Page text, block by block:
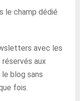
le champ dédié
avec les
aux
le blog sans
fois.